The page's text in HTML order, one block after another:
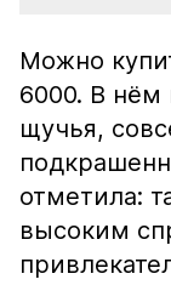
Можно
6000. В
щучья,
отметила:
высоким